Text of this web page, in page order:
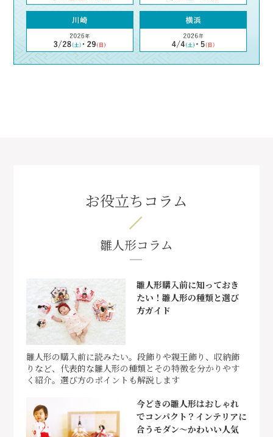
お役立ちコラム
雛人形コラム
雛人形購入前に知っておき
たい！雛人形の種類と選び
方ガイド
雛人形の購入前に読みたい。段飾りや親王飾り、収納飾
りなど、代表的な雛人形の種類とその特徴を分かりやす
く紹介。選び方のポイントも解説します
今どきの雛人形はおしゃれ
でコンパクト？インテリアに
合うモダン～かわいい人気